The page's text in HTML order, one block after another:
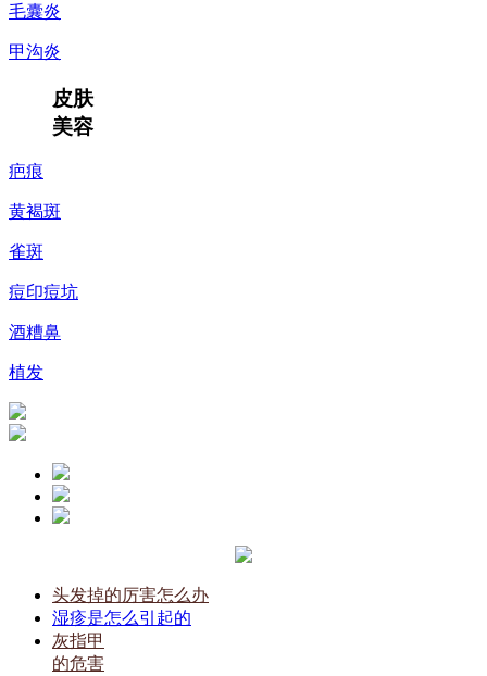
毛囊炎
甲沟炎
皮肤
美容
疤痕
黄褐斑
雀斑
痘印痘坑
酒糟鼻
植发
头发掉的厉害怎么办
湿疹是怎么引起的
灰指甲
的危害